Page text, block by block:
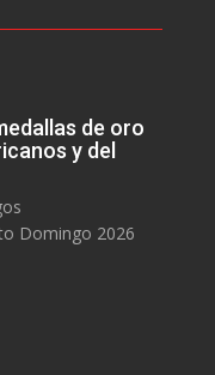
de oro
y del
Domingo 2026